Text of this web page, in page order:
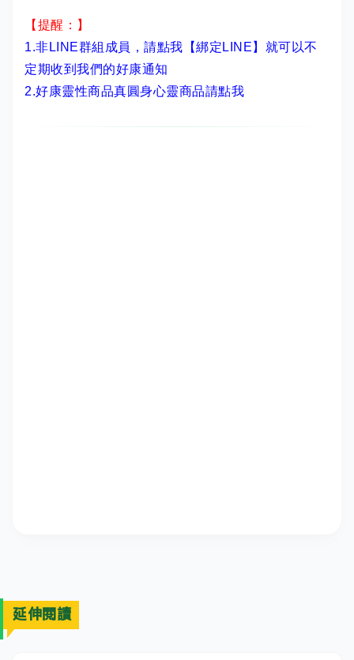
【提醒：】
1.非LINE群組成員， 請點我【綁定LINE】 就可以不
定期收到我們的好康通知
2.好康靈性商品真圓身心靈商品請點我
延伸閱讀